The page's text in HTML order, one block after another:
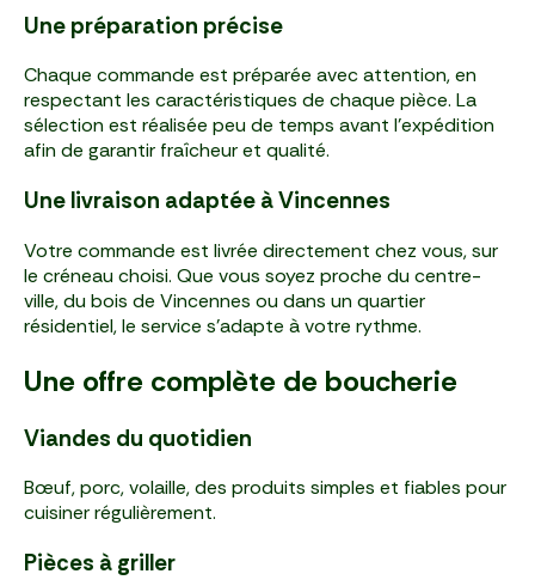
Une préparation précise
Chaque commande est préparée avec attention, en
respectant les caractéristiques de chaque pièce. La
sélection est réalisée peu de temps avant l’expédition
afin de garantir fraîcheur et qualité.
Une livraison adaptée à Vincennes
Votre commande est livrée directement chez vous, sur
le créneau choisi. Que vous soyez proche du centre-
ville, du bois de Vincennes ou dans un quartier
résidentiel, le service s’adapte à votre rythme.
Une offre complète de boucherie
Viandes du quotidien
Bœuf, porc, volaille, des produits simples et fiables pour
cuisiner régulièrement.
Pièces à griller